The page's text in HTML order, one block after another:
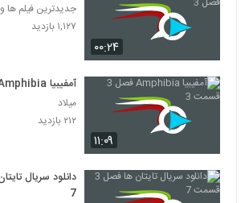
۰۰:۲۴
۱,۱۲۷ بازدید
۱۱:۰۹
آمفیبیا Amphibia فصل 3 قسمت 3
میلاد
۲۱۲ بازدید
7